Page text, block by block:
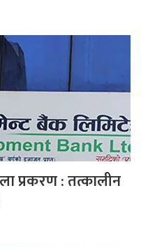
प्रकरण : तत्कालीन